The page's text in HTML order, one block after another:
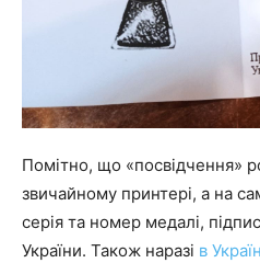
Помітно, що «посвідчення»
звичайному принтері, а на
серія та номер медалі,
України. Також наразі в